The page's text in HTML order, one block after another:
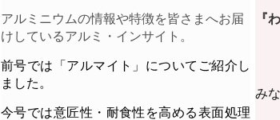
アルミニウムの情報や特徴を皆さまへお届
けしているアルミ・インサイト。
前号では「アルマイト」についてご紹介し
ました。
今号では意匠性・耐食性を高める表面処理
『
み